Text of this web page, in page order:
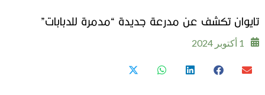
تايوان تكشف عن مدرعة جديدة “مدمرة للدبابات”
1 أكتوبر 2024